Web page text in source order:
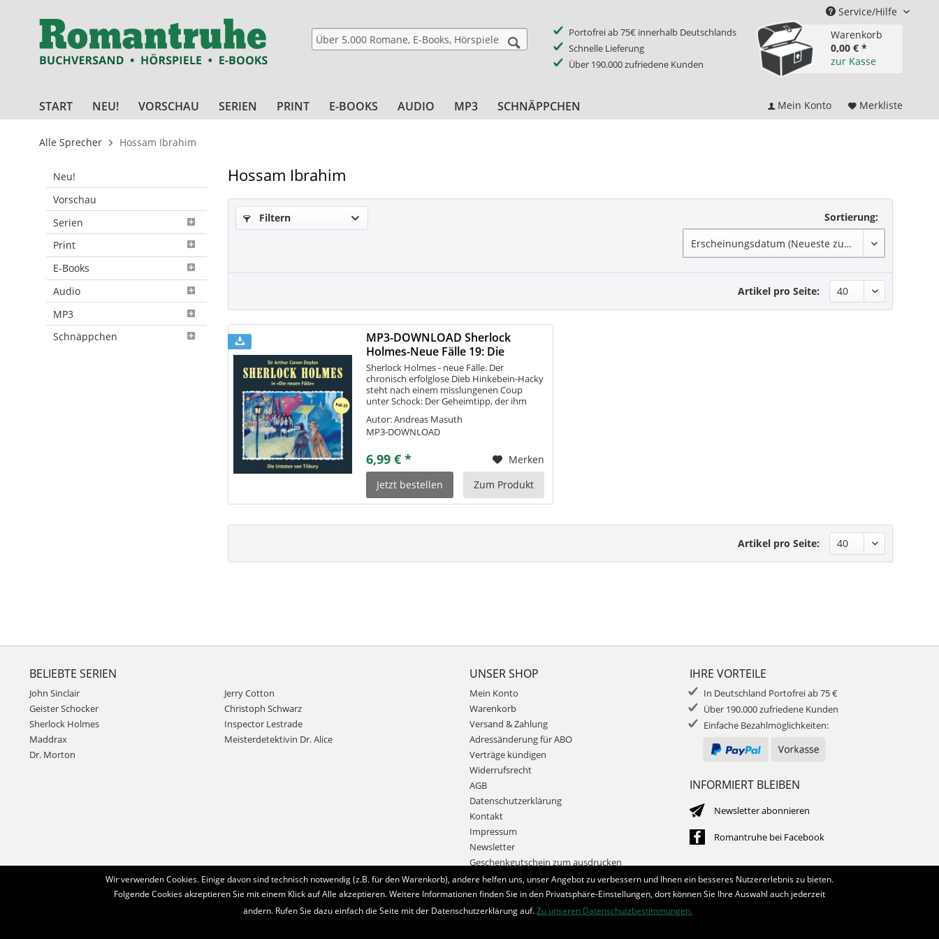
Service/Hilfe
Portofrei ab 75€ innerhalb Deutschlands
Schnelle Lieferung
Über 190.000 zufriedene Kunden
Warenkorb
0,00 € *
zur Kasse
START NEU! VORSCHAU SERIEN PRINT E-BOOKS AUDIO MP3 SCHNÄPPCHEN Mein Konto Merkliste
Alle Sprecher Hossam Ibrahim
Neu!
Vorschau
Serien
Print
E-Books
Audio
MP3
Schnäppchen
Hossam Ibrahim
Filtern Sortierung:
Artikel pro Seite:
MP3-DOWNLOAD Sherlock
Holmes-Neue Fälle 19: Die
Untoten von...
Sherlock Holmes - neue Fälle. Der
chronisch erfolglose Dieb Hinkebein-Hacky
steht nach einem misslungenen Coup
unter Schock: Der Geheimtipp, der ihm
entpuppte sich als entsetzlicher Alptraum!
Aber trotz...
Autor: Andreas Masuth
MP3-DOWNLOAD
6,99 € *
Merken
Jetzt bestellen
Zum Produkt
Artikel pro Seite:
BELIEBTE SERIEN
John Sinclair
Geister Schocker
Sherlock Holmes
Maddrax
Dr. Morton
Jerry Cotton
Christoph Schwarz
Inspector Lestrade
Meisterdetektivin Dr. Alice
UNSER SHOP
Mein Konto
Warenkorb
Versand & Zahlung
Adressänderung für ABO
Verträge kündigen
Widerrufsrecht
AGB
Datenschutzerklärung
Kontakt
Impressum
Newsletter
Geschenkgutschein zum ausdrucken
IHRE VORTEILE
In Deutschland Portofrei ab 75 €
Über 190.000 zufriedene Kunden
Einfache Bezahlmöglichkeiten:
INFORMIERT BLEIBEN
Newsletter abonnieren
Romantruhe bei Facebook
Bestellung widerrufen
Wir verwenden Cookies. Einige davon sind technisch notwendig (z.B. für den Warenkorb), andere helfen uns, unser Angebot zu verbessern und Ihnen ein besseres Nutzererlebnis zu bieten.
Folgende Cookies akzeptieren Sie mit einem Klick auf Alle akzeptieren. Weitere Informationen finden Sie in den Privatsphäre-Einstellungen, dort können Sie Ihre Auswahl auch jederzeit
ändern. Rufen Sie dazu einfach die Seite mit der Datenschutzerklärung auf.Zu unseren Datenschutzbestimmungen.